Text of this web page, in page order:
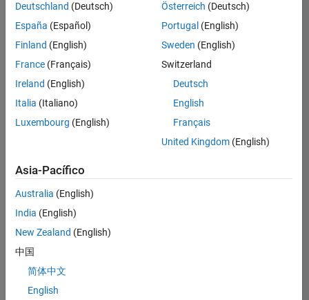
No se
han
traducido
todos
los
empleos.
Busque
por
ubicación
todos
empleos
en su
zona.
Aerospace and Defense Sales Account Manager
Deutschland (Deutsch)
España (Español)
Finland (English)
France (Français)
Ireland (English)
Italia (Italiano)
Luxembourg (English)
Österreich (Deutsch)
Portugal (English)
Sweden (English)
Switzerland
Deutsch
English
Français
United Kingdom(English)
Asia-Pacífico
Australia (English)
India (English)
New Zealand (English)
中国
简体中文
English